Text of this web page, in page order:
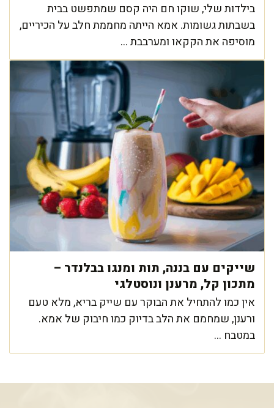
בילדות שלי, שוקו חם היה קסם שמתפשט בבית
בשבתות גשומות. אמא הייתה מחממת חלב על הכיריים,
מוסיפה את הקקאו ומערבבת ...
שייקים עם בננה, תות ומנגו בבלנדר –
מתכון קל, מרענן ונוסטלגי
אין כמו להתחיל את הבוקר עם שייק בריא, מלא טעם
ורענן, שמחמם את הלב בדיוק כמו חיבוק של אמא.
במטבח ...